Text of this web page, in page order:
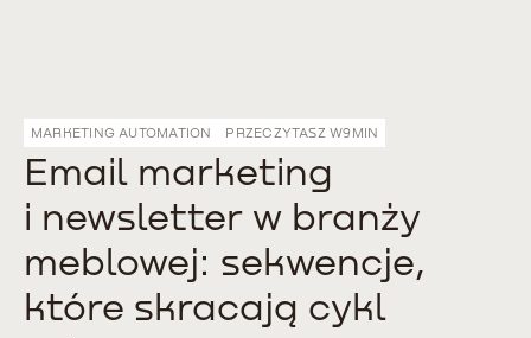
MARKETING AUTOMATION PRZECZYTASZ W9 MIN
Email marketing
i newsletter w branży
meblowej: sekwencje,
które skracają cykl